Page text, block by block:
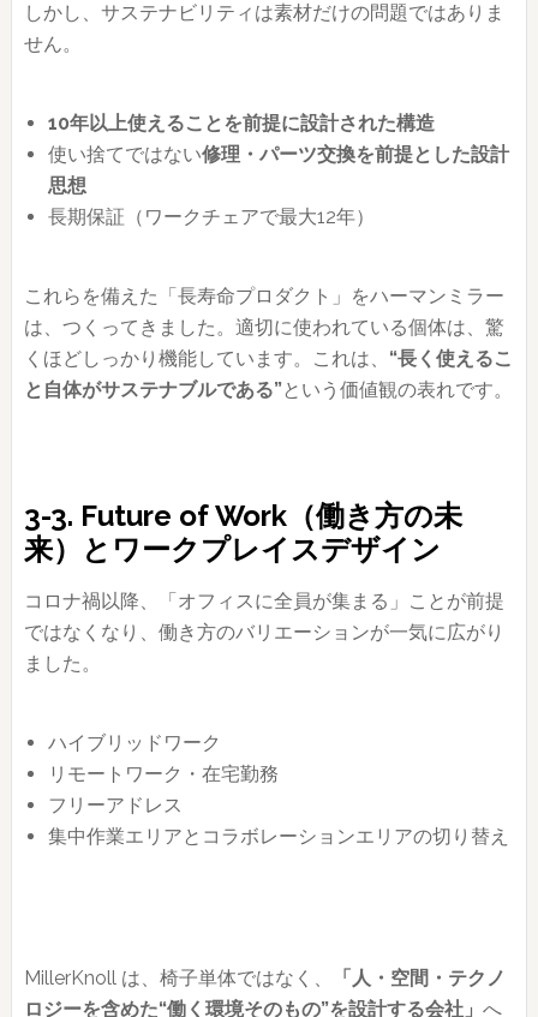
しかし、サステナビリティは素材だけの問題ではありま
せん。
10年以上使えることを前提に設計された構造
使い捨てではない修理・パーツ交換を前提とした設計
思想
長期保証（ワークチェアで最大12年）
これらを備えた「長寿命プロダクト」をハーマンミラー
は、つくってきました。適切に使われている個体は、驚
くほどしっかり機能しています。これは、 “長く使えるこ
と自体がサステナブルである”という価値観の表れです。
3-3. Future of Work（働き方の未
来）とワークプレイスデザイン
コロナ禍以降、「オフィスに全員が集まる」ことが前提
ではなくなり、働き方のバリエーションが一気に広がり
ました。
ハイブリッドワーク
リモートワーク・在宅勤務
フリーアドレス
集中作業エリアとコラボレーションエリアの切り替え
MillerKnoll は、椅子単体ではなく、
「人・空間・テクノ
ロジーを含めた“働く環境そのもの”を設計する会社」 へ